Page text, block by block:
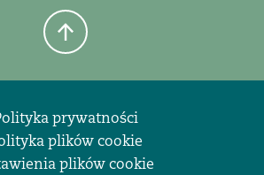
prywatności
plików cookie
plików cookie